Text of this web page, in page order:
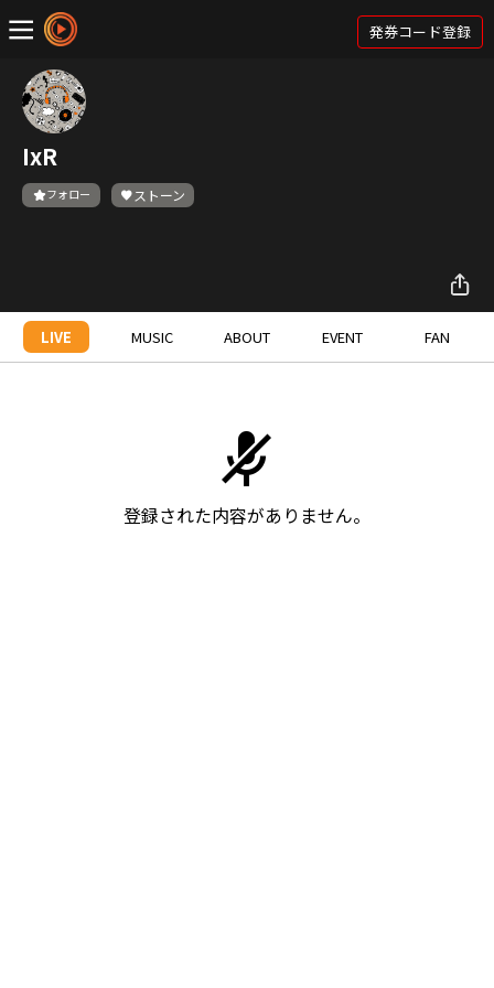
発券コード登録
IxR
フォロー ストーン
LIVE MUSIC ABOUT EVENT FAN
登録された内容がありません。